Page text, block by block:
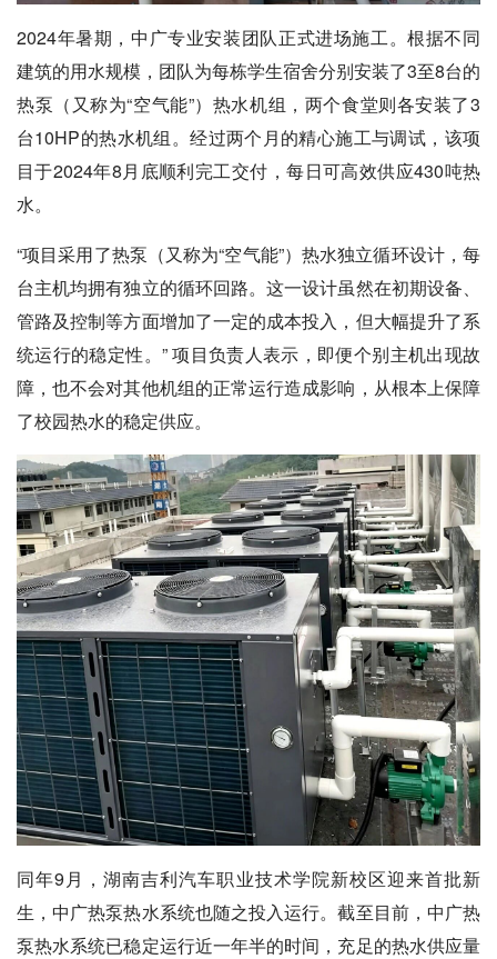
2024年暑期，中广专业安装团队正式进场施工。根据不同
建筑的用水规模，团队为每栋学生宿舍分别安装了3至8台的
热泵（又称为“空气能”）热水机组，两个食堂则各安装了3
台10HP的热水机组。经过两个月的精心施工与调试，该项
目于2024年8月底顺利完工交付，每日可高效供应430吨热
水。
“项目采用了热泵（又称为“空气能”）热水独立循环设计，每
台主机均拥有独立的循环回路。这一设计虽然在初期设备、
管路及控制等方面增加了一定的成本投入，但大幅提升了系
统运行的稳定性。” 项目负责人表示，即便个别主机出现故
障，也不会对其他机组的正常运行造成影响，从根本上保障
了校园热水的稳定供应。
同年9月，湖南吉利汽车职业技术学院新校区迎来首批新
生，中广热泵热水系统也随之投入运行。截至目前，中广热
泵热水系统已稳定运行近一年半的时间，充足的热水供应量